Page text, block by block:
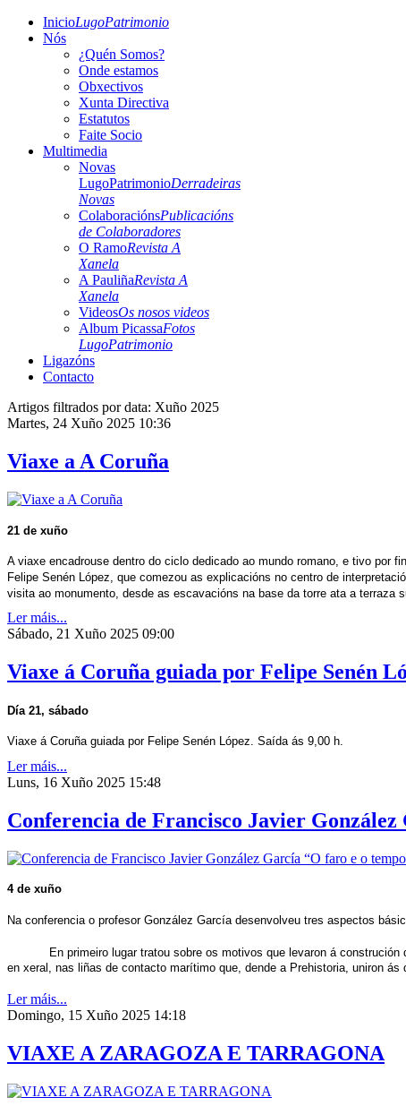
InicioLugoPatrimonio
Nós
¿Quén Somos?
Onde estamos
Obxectivos
Xunta Directiva
Estatutos
Faite Socio
Multimedia
Novas
LugoPatrimonioDerradeiras
Novas
ColaboraciónsPublicacións
de Colaboradores
O RamoRevista A
Xanela
A PauliñaRevista A
Xanela
VideosOs nosos videos
Album PicassaFotos
LugoPatrimonio
Ligazóns
Contacto
Artigos filtrados por data: Xuño 2025
Martes, 24 Xuño 2025 10:36
Viaxe a A Coruña
21 de xuño
A viaxe encadrouse dentro do ciclo dedicado ao mundo romano, e tivo por
Felipe Senén López, que comezou as explicacións no centro de
visita ao monumento, desde as escavacións na base da torre ata a terraza
Ler máis...
Sábado, 21 Xuño 2025 09:00
Viaxe á Coruña guiada por Felipe Senén
Día 21, sábado
Viaxe á Coruña guiada por Felipe Senén López. Saída ás 9,00 h.
Ler máis...
Luns, 16 Xuño 2025 15:48
Conferencia de Francisco Javier
4 de xuño
Na conferencia o profesor González García desenvolveu tres aspectos
En primeiro lugar tratou sobre os motivos que levaron á
en xeral, nas liñas de contacto marítimo que, dende a Prehistoria, uniron
Ler máis...
Domingo, 15 Xuño 2025 14:18
VIAXE A ZARAGOZA E TARRAGONA